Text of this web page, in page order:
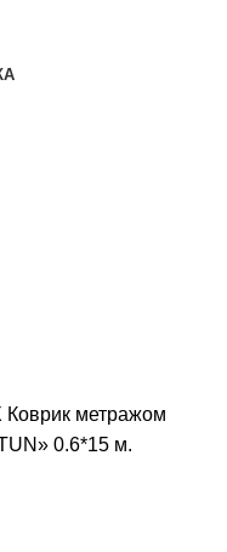
Коврик метражом
0.6*15 м.